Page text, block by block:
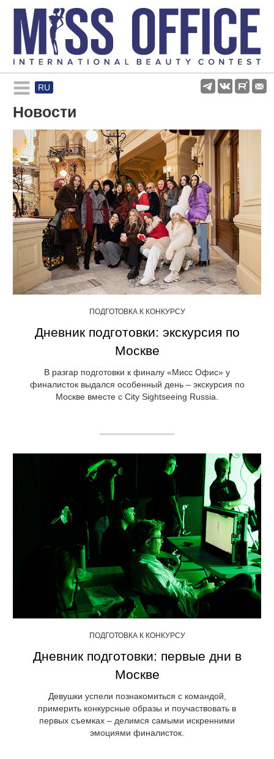
RU
Rules and regulations
About pageant
Participants
Gallery
Новости
ПОДГОТОВКА К КОНКУРСУ
Дневник подготовки: экскурсия по
Москве
В разгар подготовки к финалу «Мисс Офис» у
финалисток выдался особенный день – экскурсия по
Москве вместе с City Sightseeing Russia.
ПОДГОТОВКА К КОНКУРСУ
Дневник подготовки: первые дни в
Москве
Девушки успели познакомиться с командой,
примерить конкурсные образы и поучаствовать в
первых съемках – делимся самыми искренними
эмоциями финалисток.